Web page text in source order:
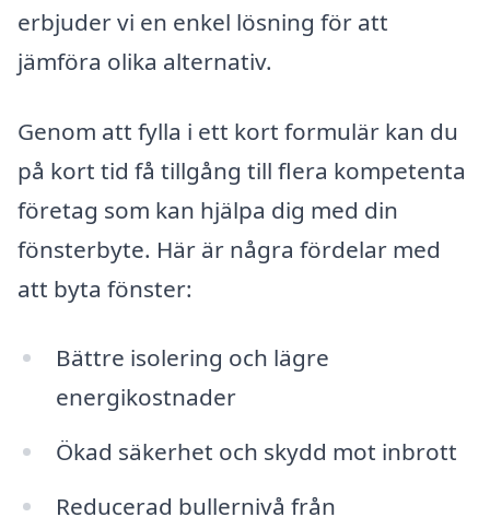
erbjuder vi en enkel lösning för att
jämföra olika alternativ.
Genom att fylla i ett kort formulär kan du
på kort tid få tillgång till flera kompetenta
företag som kan hjälpa dig med din
fönsterbyte. Här är några fördelar med
att byta fönster:
Bättre isolering och lägre
energikostnader
Ökad säkerhet och skydd mot inbrott
Reducerad bullernivå från